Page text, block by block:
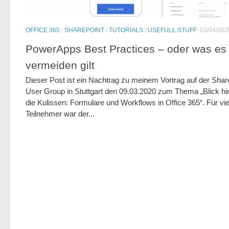
OFFICE 365 / SHAREPOINT / TUTORIALS / USEFULL STUFF 03/04/
PowerApps Best Practices – oder was es
vermeiden gilt
Dieser Post ist ein Nachtrag zu meinem Vortrag auf der
User Group in Stuttgart den 09.03.2020 zum Thema „Blick
die Kulissen: Formulare und Workflows in Office 365“. Für
Teilnehmer war der...